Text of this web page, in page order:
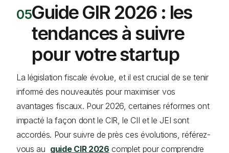
Guide GIR 2026 : les
tendances à suivre
pour votre startup
La législation fiscale évolue, et il est crucial de se tenir
informé des nouveautés pour maximiser vos
avantages fiscaux. Pour 2026, certaines réformes ont
impacté la façon dont le CIR, le CII et le JEI sont
accordés. Pour suivre de près ces évolutions, référez-
vous au guide CIR 2026 complet pour comprendre